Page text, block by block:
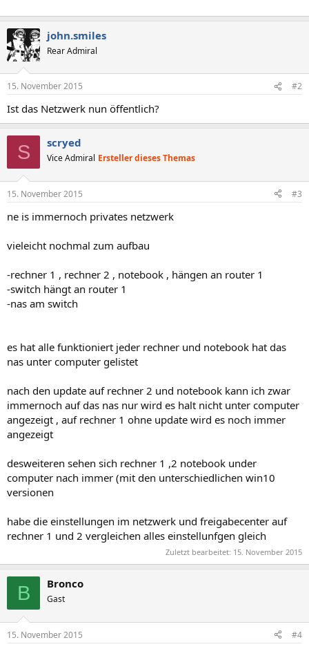
john.smiles
Rear Admiral
15. November 2015 #2
Ist das Netzwerk nun öffentlich?
S scryed
Vice Admiral Ersteller dieses Themas
15. November 2015 #3
ne is immernoch privates netzwerk
vieleicht nochmal zum aufbau
-rechner 1 , rechner 2 , notebook , hängen an router 1
-switch hängt an router 1
-nas am switch
es hat alle funktioniert jeder rechner und notebook hat das
nas unter computer gelistet
nach den update auf rechner 2 und notebook kann ich zwar
immernoch auf das nas nur wird es halt nicht unter computer
angezeigt , auf rechner 1 ohne update wird es noch immer
angezeigt
desweiteren sehen sich rechner 1 ,2 notebook under
computer nach immer (mit den unterschiedlichen win10
versionen
habe die einstellungen im netzwerk und freigabecenter auf
rechner 1 und 2 vergleichen alles einstellunfgen gleich
Zuletzt bearbeitet: 15. November 2015
B Bronco
Gast
15. November 2015 #4